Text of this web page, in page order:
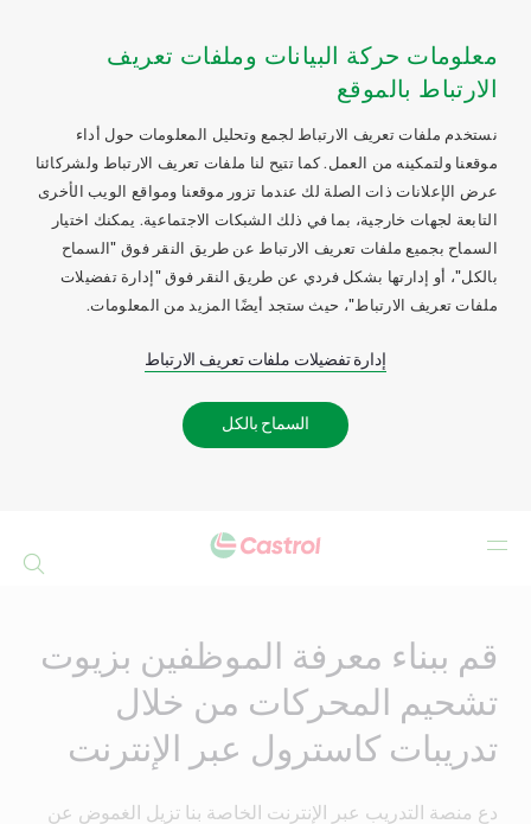
معلومات حركة البيانات وملفات تعريف
الارتباط بالموقع
نستخدم ملفات تعريف الارتباط لجمع وتحليل المعلومات حول أداء
موقعنا ولتمكينه من العمل. كما تتيح لنا ملفات تعريف الارتباط ولشركائنا
عرض الإعلانات ذات الصلة لك عندما تزور موقعنا ومواقع الويب الأخرى
التابعة لجهات خارجية، بما في ذلك الشبكات الاجتماعية. يمكنك اختيار
السماح بجميع ملفات تعريف الارتباط عن طريق النقر فوق "السماح
بالكل"، أو إدارتها بشكل فردي عن طريق النقر فوق "إدارة تفضيلات
ملفات تعريف الارتباط"، حيث ستجد أيضًا المزيد من المعلومات.
إدارة تفضيلات ملفات تعريف الارتباط
السماح بالكل
قم ببناء معرفة الموظفين بزيوت
تشحيم المحركات من خلال
تدريبات كاسترول عبر الإنترنت
دع منصة التدريب عبر الإنترنت الخاصة بنا تزيل الغموض عن